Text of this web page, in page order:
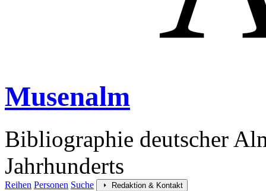
Musenalm
Bibliographie deutscher
Jahrhunderts
Reihen Personen Suche Redaktion & Kontakt